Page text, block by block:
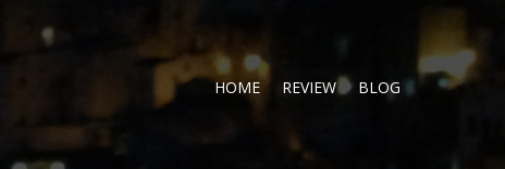
HOME REVIEW BLOG